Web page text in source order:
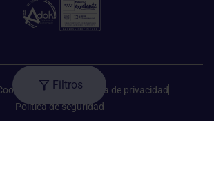
Filtros
Aviso legalPolítica de privacidad
Política de seguridad